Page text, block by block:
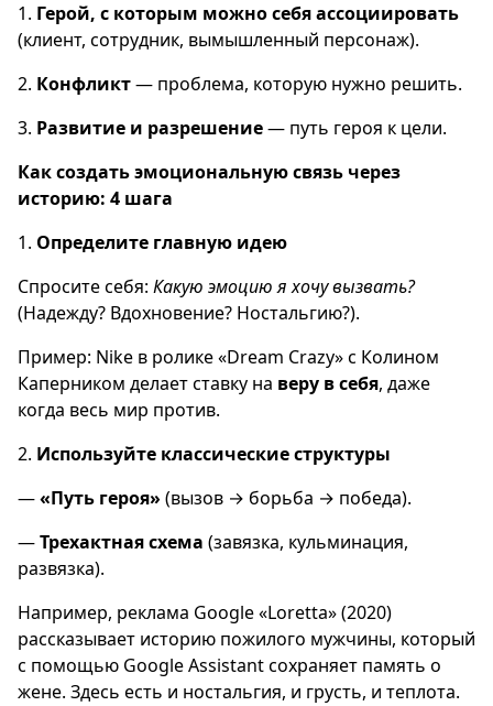
1. Герой, с которым можно себя ассоциировать
(клиент, сотрудник, вымышленный персонаж).
2. Конфликт— проблема, которую нужно решить.
3. Развитие и разрешение— путь героя к цели.
Как создать эмоциональную связь через
историю: 4 шага
1. Определите главную идею
Спросите себя: Какую эмоцию я хочу вызвать?
(Надежду? Вдохновение? Ностальгию?).
Пример: Nike в ролике «Dream Crazy» с Колином
Каперником делает ставку на веру в себя, даже
когда весь мир против.
2. Используйте классические структуры
—«Путь героя»(вызов → борьба → победа).
—Трехактная схема (завязка, кульминация,
развязка).
Например, реклама Google «Loretta» (2020)
рассказывает историю пожилого мужчины, который
с помощью Google Assistant сохраняет память о
жене. Здесь есть и ностальгия, и грусть, и теплота.